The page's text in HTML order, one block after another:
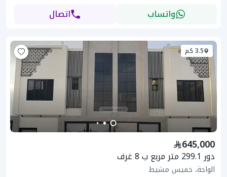
واتساب اتصال
3.5 كم
645,000
دور 299.1 متر مربع ب 8 غرف
الواحة، خميس مشيط